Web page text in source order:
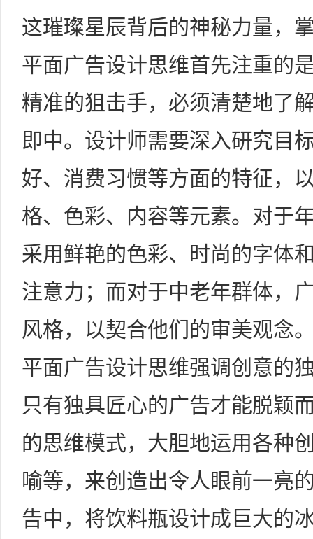
这璀璨星辰背后的神秘力量，
平面广告设计思维首先注重的
精准的狙击手，必须清楚地了
即中。设计师需要深入研究目
好、消费习惯等方面的特征，
格、色彩、内容等元素。对于
采用鲜艳的色彩、时尚的字体
注意力；而对于中老年群体，
风格，以契合他们的审美观念
平面广告设计思维强调创意的
只有独具匠心的广告才能脱颖
的思维模式，大胆地运用各种
喻等，来创造出令人眼前一亮
告中，将饮料瓶设计成巨大的